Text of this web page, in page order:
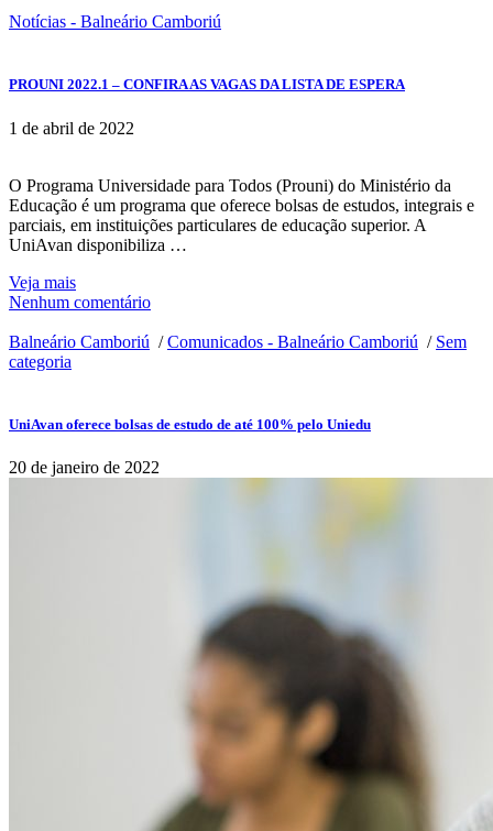
Notícias - Balneário Camboriú
PROUNI 2022.1 – CONFIRA AS VAGAS DA LISTA DE ESPERA
1 de abril de 2022
O Programa Universidade para Todos (Prouni) do Ministério da
Educação é um programa que oferece bolsas de estudos, integrais e
parciais, em instituições particulares de educação superior. A
UniAvan disponibiliza …
Veja mais
Nenhum comentário
Balneário Camboriú /Comunicados - Balneário Camboriú / Sem
categoria
UniAvan oferece bolsas de estudo de até 100% pelo Uniedu
20 de janeiro de 2022